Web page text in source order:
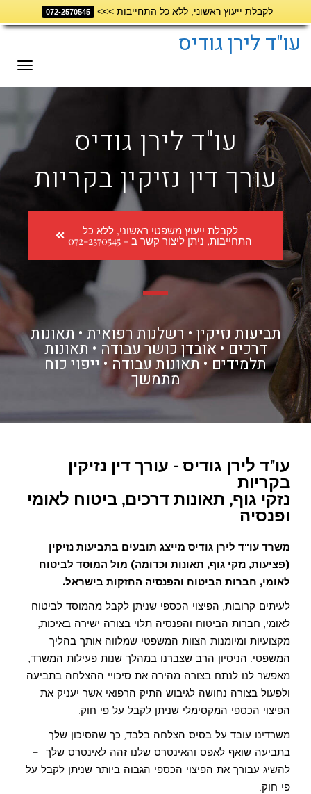
לקבלת ייעוץ ראשוני, ללא כל התחייבות >>> 072-2570545
לתוכןעו"ד לירן גודיס
עו"ד לירן גודיס
עורך דין נזיקין בקריות
לקבלת ייעוץ משפטי ראשוני, ללא כל
התחייבות, ניתן ליצור קשר ב - 072-2570545
תביעות נזיקין • רשלנות רפואית • תאונות
דרכים • אובדן כושר עבודה • תאונות
תלמידים • תאונות עבודה • ייפוי כוח
מתמשך
עו"ד לירן גודיס - עורך דין נזיקין
בקריות
נזקי גוף, תאונות דרכים, ביטוח לאומי
ופנסיה
משרד עו"ד לירן גודיס מייצג תובעים בתביעות נזיקין
(פציעות, נזקי גוף, תאונות וכדומה) מול המוסד לביטוח
לאומי, חברות הביטוח והפנסיה החזקות בישראל.
לעיתים קרובות, הפיצוי הכספי שניתן לקבל מהמוסד לביטוח
לאומי, חברות הביטוח והפנסיה תלוי בצורה ישירה באיכות,
מקצועיות ומיומנות הצוות המשפטי שמלווה אותך בהליך
המשפטי. הניסיון הרב שצברנו במהלך שנות פעילות המשרד,
מאפשר לנו לנתח בצורה מהירה את סיכויי ההצלחה בתביעה
ולפעול בצורה נחושה לגיבוש התיק הרפואי אשר יעניק את
הפיצוי הכספי המקסימלי שניתן לקבל על פי חוק.
משרדינו עובד על בסיס הצלחה בלבד, כך שהסיכון שלך
בתביעה שואף לאפס והאינטרס שלנו זהה לאינטרס שלך –
להשיג עבורך את הפיצוי הכספי הגבוה ביותר שניתן לקבל על
פי חוק.